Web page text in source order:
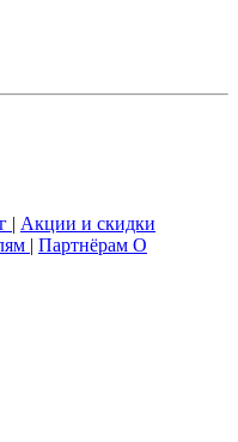
| Акции и скидки
| Партнёрам О